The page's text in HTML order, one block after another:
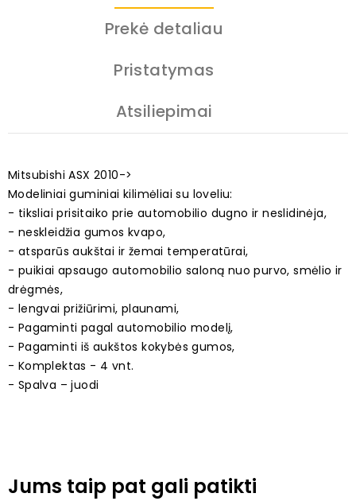
Prekė detaliau
Pristatymas
Atsiliepimai
Mitsubishi ASX 2010->
Modeliniai guminiai kilimėliai su loveliu:
- tiksliai prisitaiko prie automobilio dugno ir neslidinėja,
- neskleidžia gumos kvapo,
- atsparūs aukštai ir žemai temperatūrai,
- puikiai apsaugo automobilio saloną nuo purvo, smėlio ir
drėgmės,
- lengvai prižiūrimi, plaunami,
- Pagaminti pagal automobilio modelį,
- Pagaminti iš aukštos kokybės gumos,
- Komplektas - 4 vnt.
- Spalva – juodi
Jums taip pat gali patikti